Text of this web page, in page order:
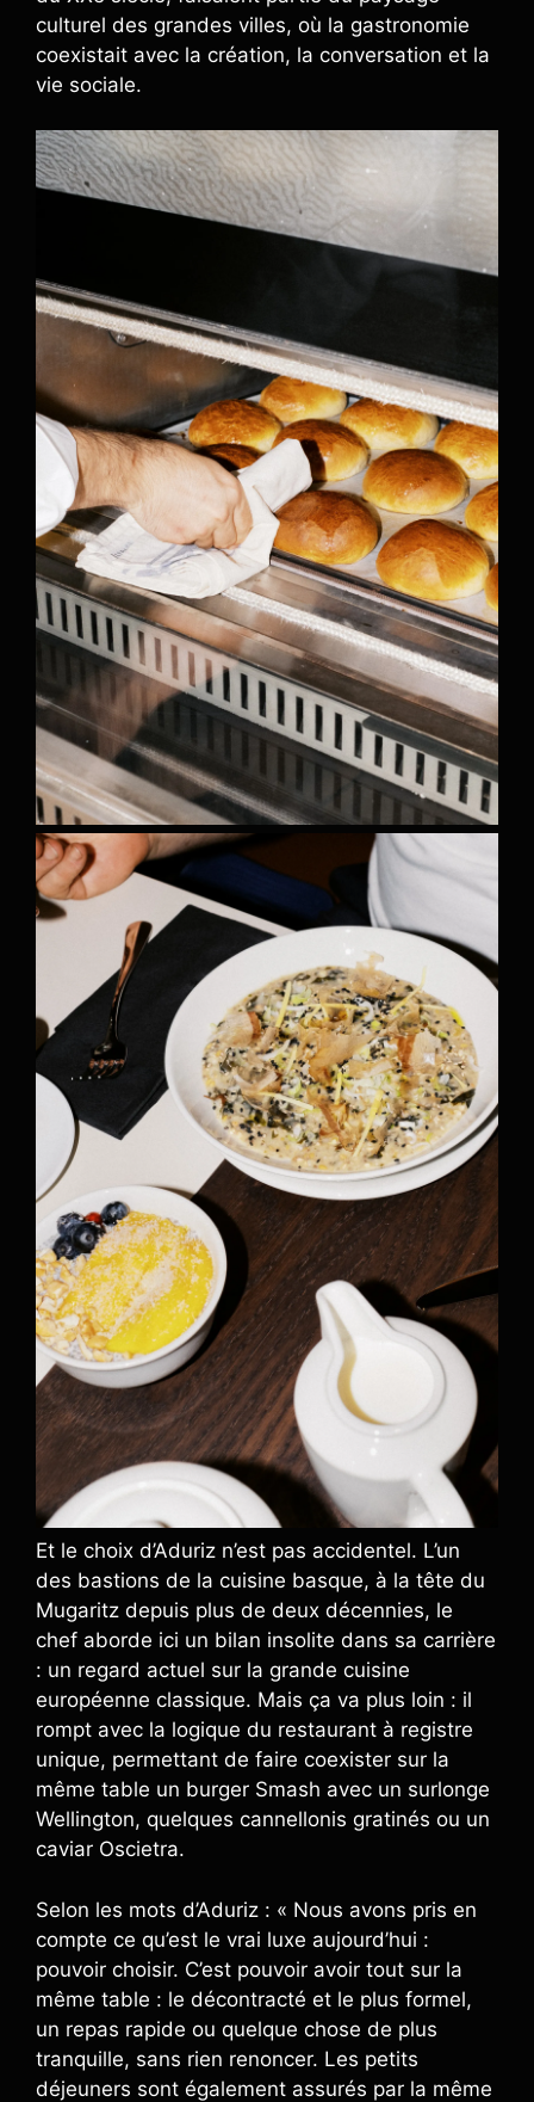
culturel des grandes villes, où la gastronomie
coexistait avec la création, la conversation et la
vie sociale.
Et le choix d’Aduriz n’est pas accidentel. L’un
des bastions de la cuisine basque, à la tête du
Mugaritz depuis plus de deux décennies, le
chef aborde ici un bilan insolite dans sa carrière
: un regard actuel sur la grande cuisine
européenne classique. Mais ça va plus loin : il
rompt avec la logique du restaurant à registre
unique, permettant de faire coexister sur la
même table un burger Smash avec un surlonge
Wellington, quelques cannellonis gratinés ou un
caviar Oscietra.
Selon les mots d’Aduriz : « Nous avons pris en
compte ce qu’est le vrai luxe aujourd’hui :
pouvoir choisir. C’est pouvoir avoir tout sur la
même table : le décontracté et le plus formel,
un repas rapide ou quelque chose de plus
tranquille, sans rien renoncer. Les petits
déjeuners sont également assurés par la même